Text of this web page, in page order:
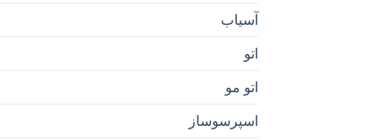
آسیاب
اتو
اتو مو
اسپرسوساز